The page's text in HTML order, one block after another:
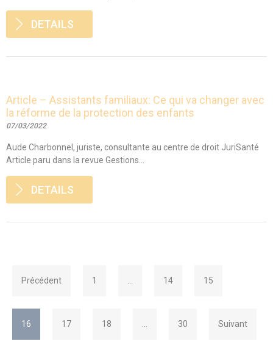
DETAILS
Article – Assistants familiaux: Ce qui va changer avec
la réforme de la protection des enfants
07/03/2022
Aude Charbonnel, juriste, consultante au centre de droit JuriSanté
Article paru dans la revue Gestions...
DETAILS
Précédent 1 14 15
16 17 18 30 Suivant